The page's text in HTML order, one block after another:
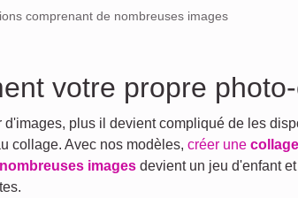
comprenant de nombreuses images
votre propre
d'images, plus il devient compliqué de les
collage. Avec nos modèles, créer une collage
images devient un jeu d'enfant et